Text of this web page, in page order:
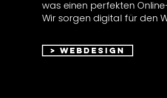
was einen perfekten
Wir sorgen digital für den
> Webdesign